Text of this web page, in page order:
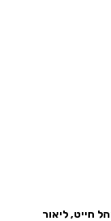
חייט, ליאור